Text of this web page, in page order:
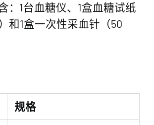
：1台血糖仪、1盒血糖试纸
）和1盒一次性采血针（50
规格